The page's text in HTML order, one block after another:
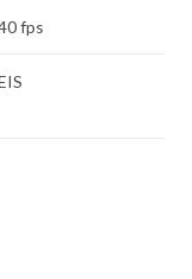
fps